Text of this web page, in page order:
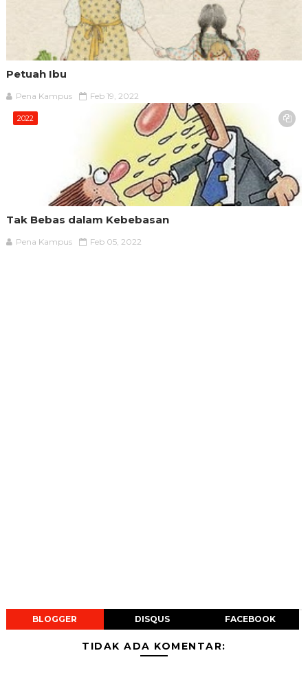
Petuah Ibu
Pena Kampus Feb 19, 2022
2022
Tak Bebas dalam Kebebasan
Pena Kampus Feb 05, 2022
BLOGGER DISQUS FACEBOOK
TIDAK ADA KOMENTAR: